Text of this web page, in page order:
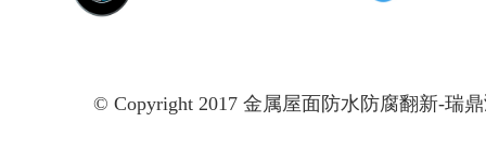
© Copyright 2017 金属屋面防水防腐翻新-瑞